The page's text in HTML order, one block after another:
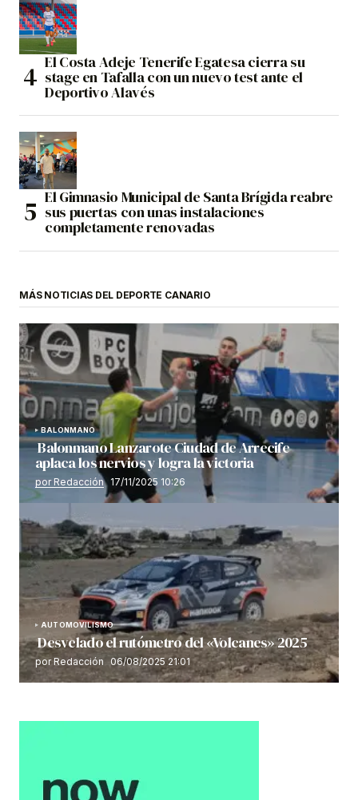
El Costa Adeje Tenerife Egatesa cierra su
stage en Tafalla con un nuevo test ante el
Deportivo Alavés
El Gimnasio Municipal de Santa Brígida reabre
sus puertas con unas instalaciones
completamente renovadas
MÁS NOTICIAS DEL DEPORTE CANARIO
BALONMANO
Balonmano Lanzarote Ciudad de Arrecife
aplaca los nervios y logra la victoria
por Redacción 17/11/2025 10:26
AUTOMOVILISMO
Desvelado el rutómetro del «Volcanes» 2025
por Redacción 06/08/2025 21:01